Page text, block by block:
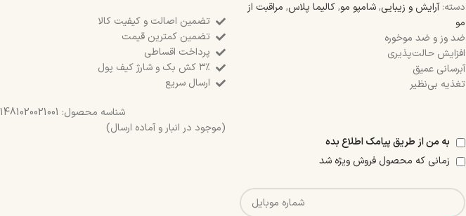
دسته: آرایش و زیبایی,شامپو مو,کالیما پلاس, مراقبت از
مو
ضد وز و ضد موخوره
افزایش حالت‌پذیری
آبرسانی عمیق
تغذیه بی‌نظیر
به من از طریق پیامک اطلاع بده
زمانی که محصول فروش ویژه شد
تضمین اصالت و کیفیت کالا
تضمین کمترین قیمت
پرداخت اقساطی
۳٪ کش بک و شارژ کیف پول
ارسال سریع
شناسه محصول: 1481020021001
(موجود در انبار و آماده ارسال)